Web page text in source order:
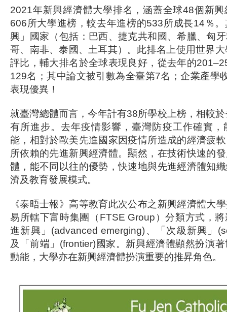
2021年新興經濟體大學排名，涵蓋全球48個新
606所大學進榜，較去年進榜的533所成長14％
興」國家（包括：巴西、捷克共和國、希臘、匈
哥、南非、泰國、土耳其）。此排名上使用世界
評比，輔大排名於全球表現良好，從去年的
129名；其中論文被引數為全臺第7名；企業產學
表現優異！
就臺灣總體而言，今年計有38所學校上榜，相較
有所進步。去年疫情影響，臺灣防疫工作確實，
能，相對於歐美先進國家因疫情所造成的經濟疲
所依賴的先進新興經濟體。顯然，在技術快速的
體，能不同以往的優勢，快速地與先進經濟體知
濟及教育發展模式。
《泰晤士報》高等教育此次公布之新興經濟體大
易所轄下富時集團（FTSE Group）分類方式，
進新興」(advanced emerging)、「次級新興」
及「前端」(frontier)國家。新興經濟體顯然扮演
動能，大學亦在新興經濟體扮演重要的推昇角色。